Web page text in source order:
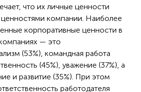
что их личные ценности
компании. Наиболее
корпоративные ценности в
— это
(53%), командная работа
(45%), уважение (37%), а
и развитие (35%). При этом
работодателя